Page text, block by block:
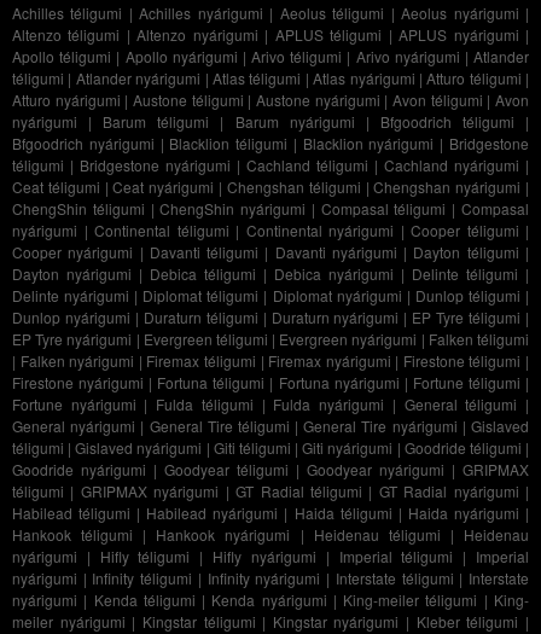
Achilles téligumi |Achilles nyárigumi | Aeolus téligumi |Aeolus nyárigumi |
Altenzo téligumi |Altenzo nyárigumi | APLUS téligumi |APLUS nyárigumi |
Apollo téligumi | Apollo nyárigumi |Arivo téligumi | Arivo nyárigumi |Atlander
téligumi | Atlander nyárigumi | Atlas téligumi |Atlas nyárigumi |Atturo téligumi |
Atturo nyárigumi |Austone téligumi |Austone nyárigumi |Avon téligumi |Avon
nyárigumi | Barum téligumi | Barum nyárigumi | Bfgoodrich téligumi |
Bfgoodrich nyárigumi | Blacklion téligumi | Blacklion nyárigumi | Bridgestone
téligumi | Bridgestone nyárigumi | Cachland téligumi | Cachland nyárigumi |
Ceat téligumi |Ceat nyárigumi | Chengshan téligumi |Chengshan nyárigumi |
ChengShin téligumi |ChengShin nyárigumi | Compasal téligumi |Compasal
nyárigumi | Continental téligumi | Continental nyárigumi | Cooper téligumi |
Cooper nyárigumi | Davanti téligumi | Davanti nyárigumi | Dayton téligumi |
Dayton nyárigumi | Debica téligumi | Debica nyárigumi | Delinte téligumi |
Delinte nyárigumi | Diplomat téligumi | Diplomat nyárigumi | Dunlop téligumi |
Dunlop nyárigumi | Duraturn téligumi | Duraturn nyárigumi | EP Tyre téligumi |
EP Tyre nyárigumi | Evergreen téligumi | Evergreen nyárigumi | Falken téligumi
| Falken nyárigumi | Firemax téligumi | Firemax nyárigumi | Firestone téligumi |
Firestone nyárigumi | Fortuna téligumi | Fortuna nyárigumi | Fortune téligumi |
Fortune nyárigumi | Fulda téligumi | Fulda nyárigumi | General téligumi |
General nyárigumi | General Tire téligumi |General Tire nyárigumi |Gislaved
téligumi |Gislaved nyárigumi | Giti téligumi |Giti nyárigumi | Goodride téligumi |
Goodride nyárigumi | Goodyear téligumi | Goodyear nyárigumi | GRIPMAX
téligumi | GRIPMAX nyárigumi |GT Radial téligumi | GT Radial nyárigumi |
Habilead téligumi | Habilead nyárigumi | Haida téligumi | Haida nyárigumi |
Hankook téligumi | Hankook nyárigumi | Heidenau téligumi | Heidenau
nyárigumi | Hifly téligumi | Hifly nyárigumi | Imperial téligumi | Imperial
nyárigumi | Infinity téligumi | Infinity nyárigumi | Interstate téligumi | Interstate
nyárigumi | Kenda téligumi | Kenda nyárigumi | King-meiler téligumi | King-
meiler nyárigumi | Kingstar téligumi | Kingstar nyárigumi | Kleber téligumi |